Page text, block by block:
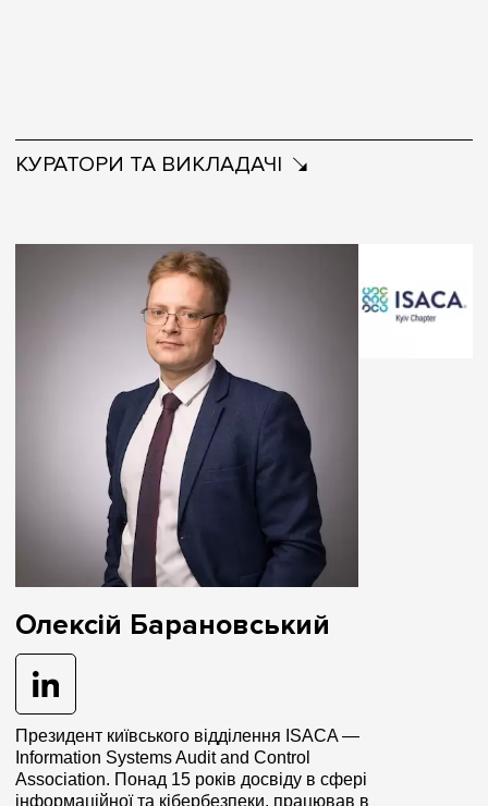
КУРАТОРИ ТА ВИКЛАДАЧІ
Олексій Барановський
Президент київського відділення ISACA —
Information Systems Audit and Control
Association. Понад 15 років досвіду в сфері
інформаційної та кібербезпеки, працював в